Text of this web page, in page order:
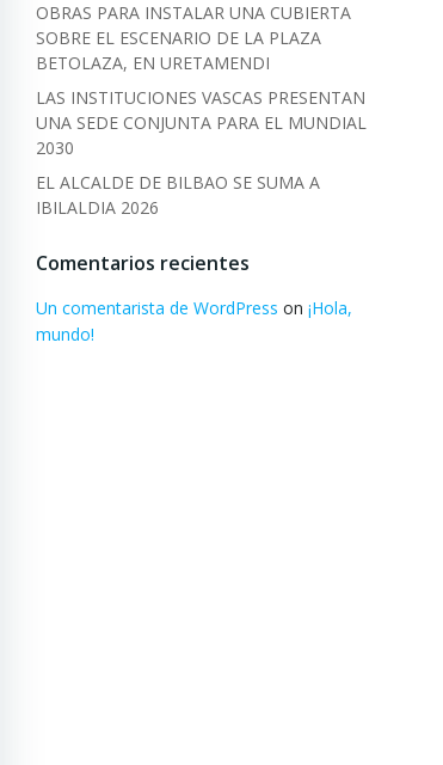
OBRAS PARA INSTALAR UNA CUBIERTA
SOBRE EL ESCENARIO DE LA PLAZA
BETOLAZA, EN URETAMENDI
LAS INSTITUCIONES VASCAS PRESENTAN
UNA SEDE CONJUNTA PARA EL MUNDIAL
2030
EL ALCALDE DE BILBAO SE SUMA A
IBILALDIA 2026
Comentarios recientes
Un comentarista de WordPress on ¡Hola,
mundo!